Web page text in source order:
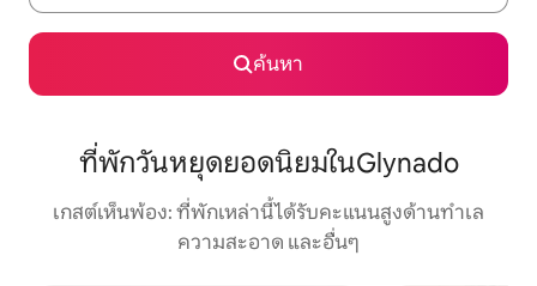
ค้นหา
ที่พักวันหยุดยอดนิยมในGlynado
เกสต์เห็นพ้อง: ที่พักเหล่านี้ได้รับคะแนนสูงด้านทำเล
ความสะอาด และอื่นๆ